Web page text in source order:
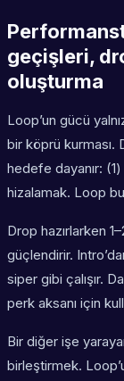
geçişleri,
oluşturma
Loop’un gücü
bir köprü kurması.
hedefe dayanır:
hizalamak. Loop
Drop hazırlarken
güçlendirir.
siper gibi çalışır.
perk aksanı için
Bir diğer işe
birleştirmek.